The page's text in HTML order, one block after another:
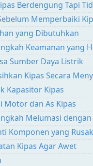
Berdengung Tapi
Memperbaiki
yang Dibutuhkan
Keamanan yang
Sumber Daya Listrik
Kipas Secara
Kapasitor Kipas
Motor dan As Kipas
Melumasi
Komponen yang Rusak
Kipas Agar Awet